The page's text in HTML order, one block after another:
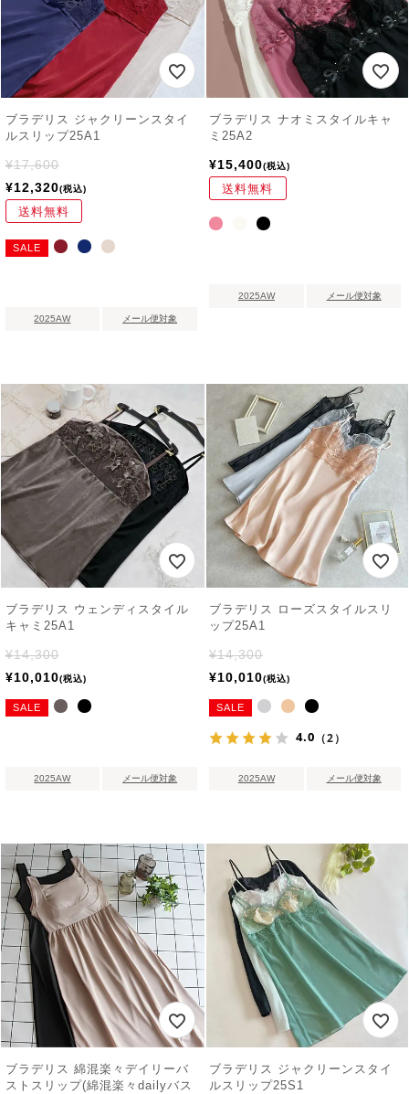
ブラデリス ジャクリーンスタイ
ルスリップ25A1
¥17,600
¥12,320 税込
送料無料
SALE
2025AW メール便対象
ブラデリス ナオミスタイルキャ
ミ25A2
¥15,400 税込
送料無料
2025AW メール便対象
ブラデリス ウェンディスタイル
キャミ25A1
¥14,300
¥10,010 税込
SALE
2025AW メール便対象
ブラデリス ローズスタイルスリ
ップ25A1
¥14,300
¥10,010 税込
SALE
4.0 （2）
2025AW メール便対象
ブラデリス 綿混楽々デイリーバ
ストスリップ(綿混楽々dailyバス
ブラデリス ジャクリーンスタイ
ルスリップ25S1